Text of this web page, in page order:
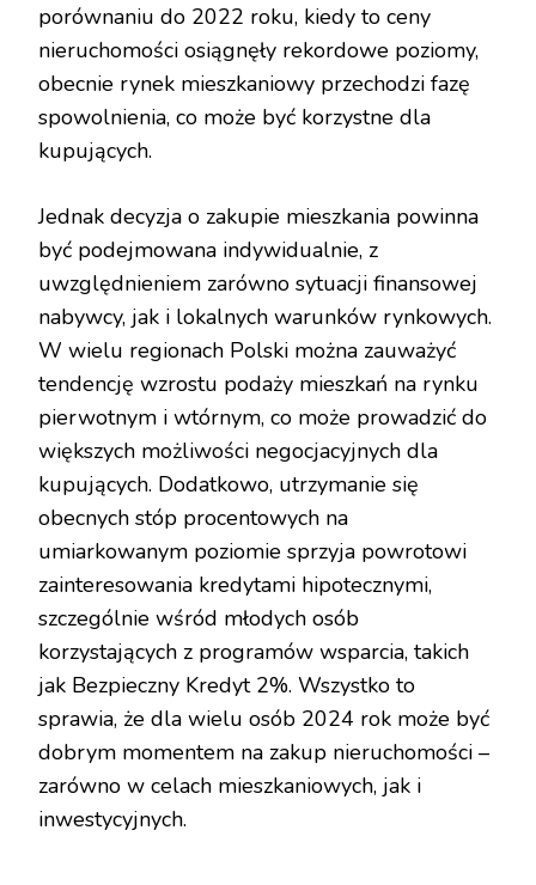
porównaniu do 2022 roku, kiedy to ceny
nieruchomości osiągnęły rekordowe poziomy,
obecnie rynek mieszkaniowy przechodzi fazę
spowolnienia, co może być korzystne dla
kupujących.
Jednak decyzja o zakupie mieszkania powinna
być podejmowana indywidualnie, z
uwzględnieniem zarówno sytuacji finansowej
nabywcy, jak i lokalnych warunków rynkowych.
W wielu regionach Polski można zauważyć
tendencję wzrostu podaży mieszkań na rynku
pierwotnym i wtórnym, co może prowadzić do
większych możliwości negocjacyjnych dla
kupujących. Dodatkowo, utrzymanie się
obecnych stóp procentowych na
umiarkowanym poziomie sprzyja powrotowi
zainteresowania kredytami hipotecznymi,
szczególnie wśród młodych osób
korzystających z programów wsparcia, takich
jak Bezpieczny Kredyt 2%. Wszystko to
sprawia, że dla wielu osób 2024 rok może być
dobrym momentem na zakup nieruchomości –
zarówno w celach mieszkaniowych, jak i
inwestycyjnych.